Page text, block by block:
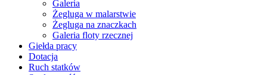
Galeria
Żegluga w malarstwie
Żegluga na znaczkach
Galeria floty rzecznej
Giełda pracy
Dotacja
Ruch statków